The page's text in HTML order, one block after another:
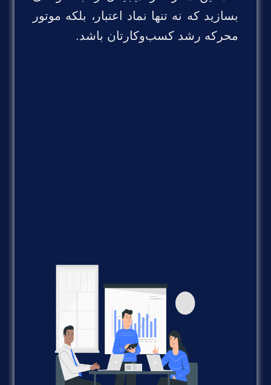
بسازید که نه تنها نماد اعتبار، بلکه موتور
محرکه رشد کسب‌وکارتان باشد.